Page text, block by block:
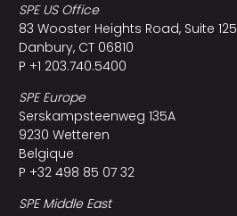
SPE US Office
83 Wooster Heights Road, Suite 125
Danbury, CT 06810
P +1 203.740.5400
SPE Europe
Serskampsteenweg 135A
9230 Wetteren
Belgique
P +32 498 85 07 32
SPE Middle East